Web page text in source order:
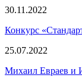
30.11.2022
Конкурс
25.07.2022
Михаил Евраев и